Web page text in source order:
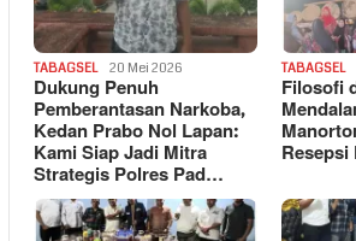
TABAGSEL 20 Mei 2026
Dukung Penuh
Pemberantasan Narkoba,
Kedan Prabo Nol Lapan:
Kami Siap Jadi Mitra
Strategis Polres Pad…
TABAGSEL
Filosofi